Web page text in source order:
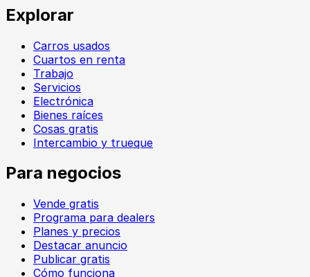
Explorar
Carros usados
Cuartos en renta
Trabajo
Servicios
Electrónica
Bienes raíces
Cosas gratis
Intercambio y trueque
Para negocios
Vende gratis
Programa para dealers
Planes y precios
Destacar anuncio
Publicar gratis
Cómo funciona